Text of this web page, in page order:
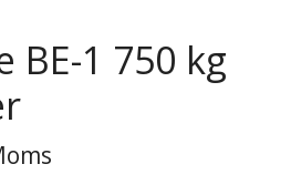
BE-1 750 kg